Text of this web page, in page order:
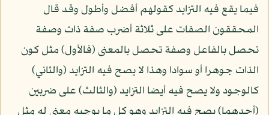
فيما يقع فيه التزايد كقولهم أفضل وأطول وقد قال
المحققون الصفات على ثلاثة أضرب صفة ذات وصفة
تحصل بالفاعل وصفة تحصل بالمعنى (فالأول) مثل كون
الذات جوهرا أو سوادا وهذا لا يصح فيه التزايد (والثاني)
كالوجود ولا يصح فيه أيضا التزايد (والثالث) على ضربين
(أحدهما) يصح فيه التزايد وهو كل ما يوجبه معنى له مثل